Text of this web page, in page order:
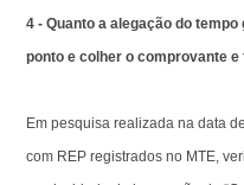
4 - Quanto a alegação do
ponto e colher o comprovante
Em pesquisa realizada na data
com REP registrados no MTE,